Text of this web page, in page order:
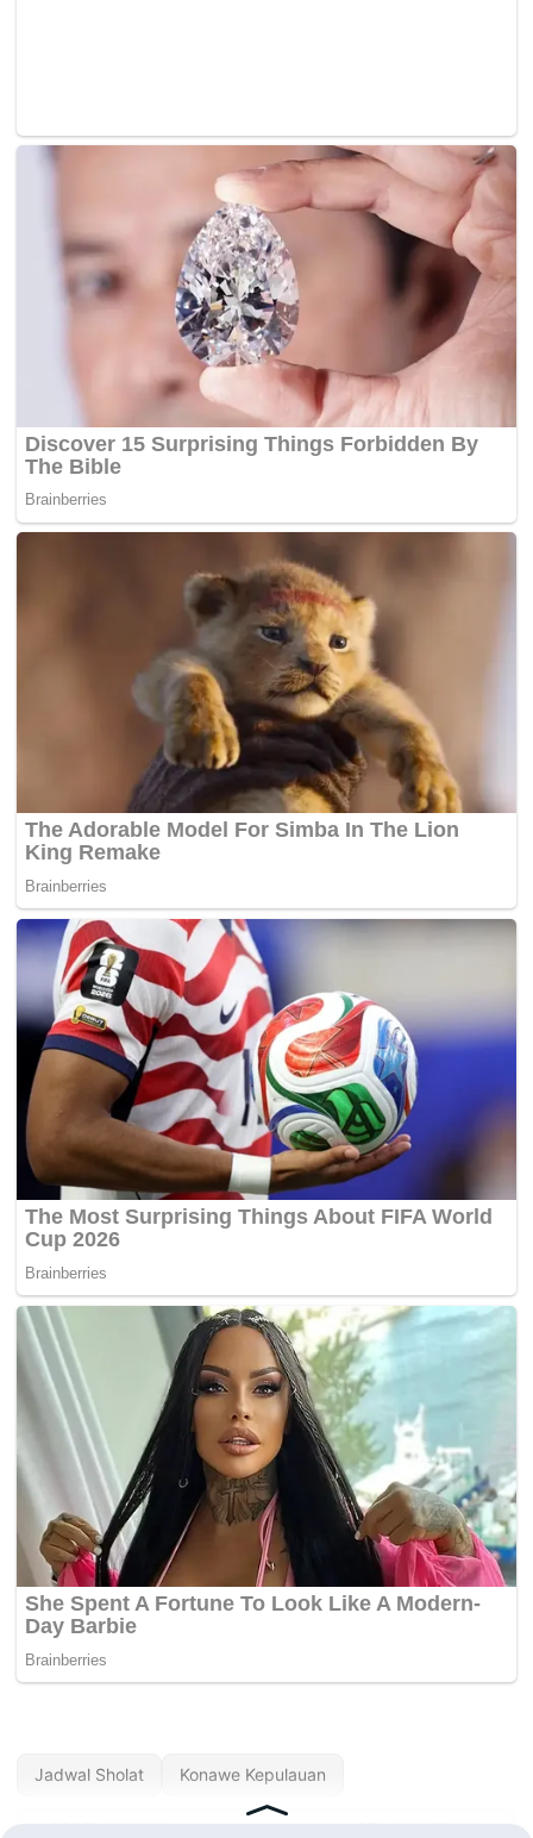
Jadwal Sholat Konawe Kepulauan